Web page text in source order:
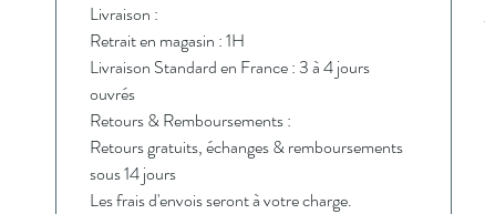
Livraison :
Retrait en magasin : 1H
Livraison Standard en France : 3 à 4 jours
ouvrés
Retours & Remboursements :
Retours gratuits, échanges & remboursements
sous 14 jours
Les frais d'envois seront à votre charge.